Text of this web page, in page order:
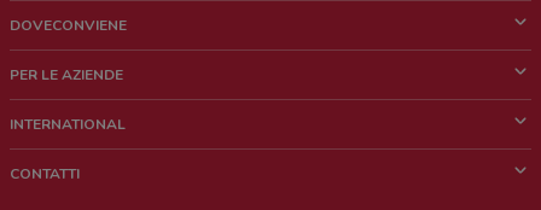
DOVECONVIENE
Chi siamo
Lavora con noi
PER LE AZIENDE
Richieste commerciali e marketing
INTERNATIONAL
CONTATTI